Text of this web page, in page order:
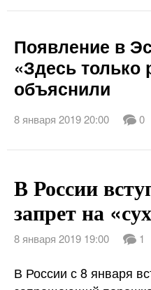
Появление в
«Здесь только
объяснили
8 января 2019 20:00 0
В России
запрет на
8 января 2019 19:00 1
В России с 8 января